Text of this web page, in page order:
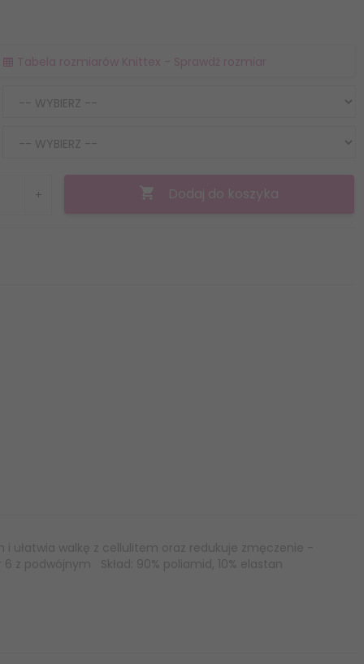
Tabela rozmiarów Knittex - Sprawdź rozmiar
Dodaj do koszyka
ułatwia walkę z cellulitem oraz redukuje zmęczenie -
podwójnym Skład: 90% poliamid, 10% elastan